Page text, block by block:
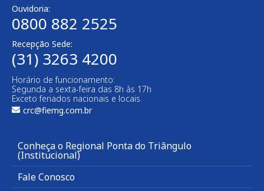
Ouvidoria:
0800 882 2525
Recepção Sede:
(31) 3263 4200
Horário de funcionamento:
Segunda a sexta-feira das 8h às 17h
Exceto feriados nacionais e locais.
crc@fiemg.com.br
Conheça o Regional Ponta do Triângulo
(Institucional)
Fale Conosco